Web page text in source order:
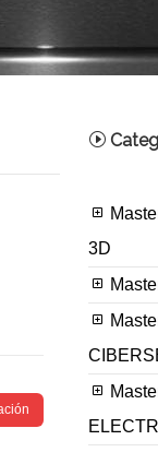
3D